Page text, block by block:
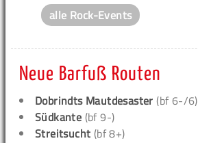
alle Rock-Events
Neue Barfuß Routen
Dobrindts Mautdesaster (bf 6-/6)
Südkante (bf 9-)
Streitsucht (bf 8+)